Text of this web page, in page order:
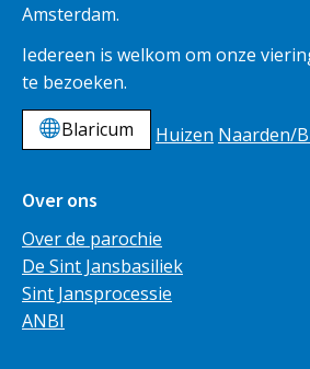
Amsterdam.
Iedereen is welkom om onze
te bezoeken.
Blaricum
Huizen Naarden/
Over ons
Over de parochie
De Sint Jansbasiliek
Sint Jansprocessie
ANBI